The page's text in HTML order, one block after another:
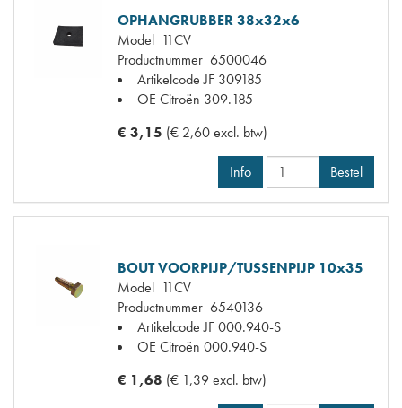
OPHANGRUBBER 38x32x6
Model 11CV
Productnummer 6500046
Artikelcode JF 309185
OE Citroën 309.185
€ 3,15 (€ 2,60 excl. btw)
Info Bestel
BOUT VOORPIJP/TUSSENPIJP 10x35
Model 11CV
Productnummer 6540136
Artikelcode JF000.940-S
OE Citroën 000.940-S
€ 1,68 (€ 1,39 excl. btw)